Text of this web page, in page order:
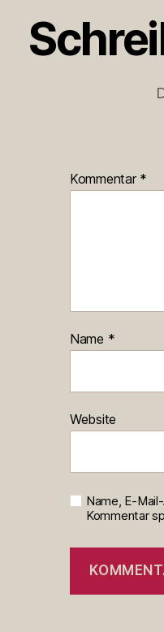
Kommentar *
Name *
Website
Name, E-
Kommentar